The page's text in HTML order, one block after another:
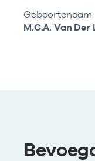
Geboortenaam
M.C.A. Van Der